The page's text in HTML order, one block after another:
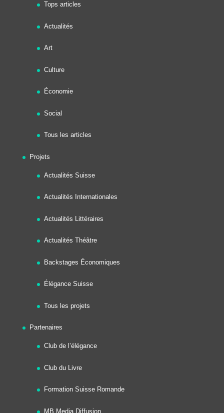
Tops articles
Actualités
Art
Culture
Économie
Social
Tous les articles
Projets
Actualités Suisse
Actualités Internationales
Actualités Littéraires
Actualités Théâtre
Backstages Économiques
Élégance Suisse
Tous les projets
Partenaires
Club de l’élégance
Club du Livre
Formation Suisse Romande
MB Media Diffusion